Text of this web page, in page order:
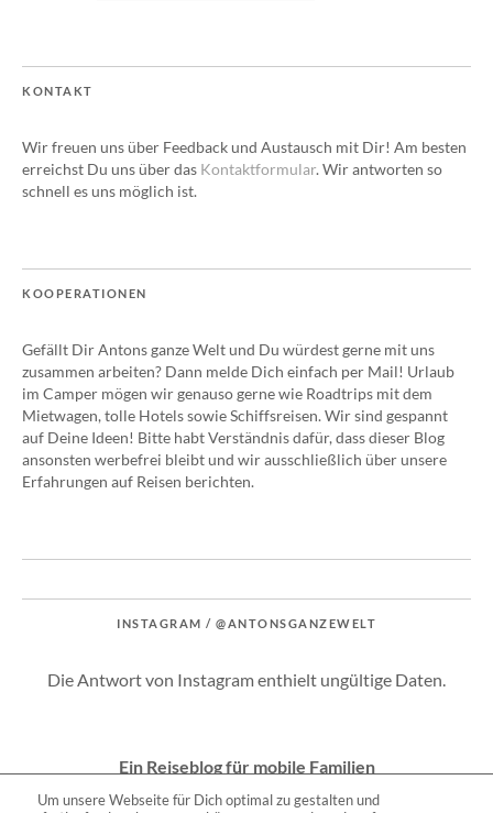
KONTAKT
Wir freuen uns über Feedback und Austausch mit Dir! Am besten
erreichst Du uns über das Kontaktformular. Wir antworten so
schnell es uns möglich ist.
KOOPERATIONEN
Gefällt Dir Antons ganze Welt und Du würdest gerne mit uns
zusammen arbeiten? Dann melde Dich einfach per Mail! Urlaub
im Camper mögen wir genauso gerne wie Roadtrips mit dem
Mietwagen, tolle Hotels sowie Schiffsreisen. Wir sind gespannt
auf Deine Ideen! Bitte habt Verständnis dafür, dass dieser Blog
ansonsten werbefrei bleibt und wir ausschließlich über unsere
Erfahrungen auf Reisen berichten.
INSTAGRAM / @ANTONSGANZEWELT
Die Antwort von Instagram enthielt ungültige Daten.
Ein Reiseblog für mobile Familien
Um unsere Webseite für Dich optimal zu gestalten und